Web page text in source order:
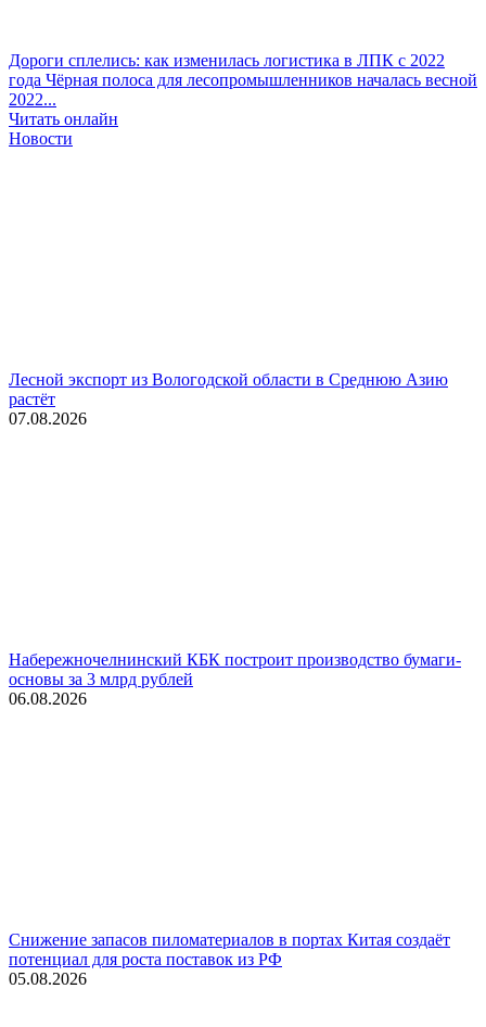
Дороги сплелись: как изменилась логистика в ЛПК с 2022
года Чёрная полоса для лесопромышленников началась весной
2022...
Читать онлайн
Новости
Лесной экспорт из Вологодской области в Среднюю Азию
растёт
07.08.2026
Набережночелнинский КБК построит производство бумаги-
основы за 3 млрд рублей
06.08.2026
Снижение запасов пиломатериалов в портах Китая создаёт
потенциал для роста поставок из РФ
05.08.2026